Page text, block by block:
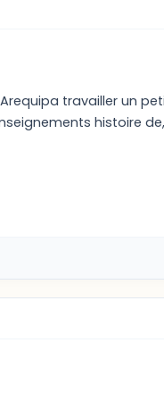
travailler un
histoire